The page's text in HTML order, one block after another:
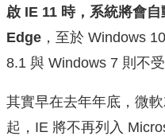
啟 IE 11 時，系統將會
Edge ，至於 Windows
8.1 與 Windows 7 則不受
其實早在去年年底，微
起，IE 將不再列入